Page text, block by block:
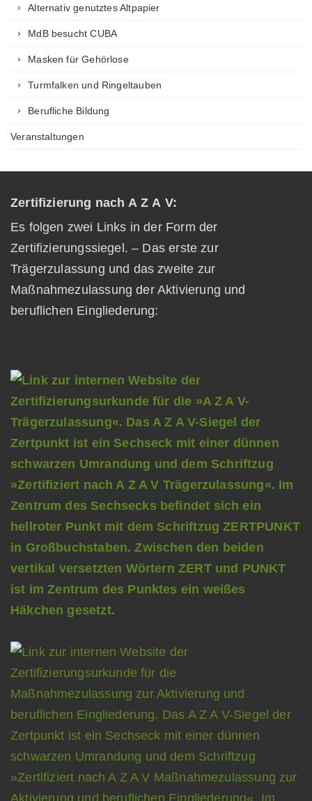
Alternativ genutztes Altpapier
MdB besucht CUBA
Masken für Gehörlose
Turmfalken und Ringeltauben
Berufliche Bildung
Veranstaltungen
Zertifizierung nach A Z A V:
Es folgen zwei Links in der Form der
Zertifizierungssiegel. – Das erste zur
Trägerzulassung und das zweite zur
Maßnahmezulassung der Aktivierung und
beruflichen Eingliederung: